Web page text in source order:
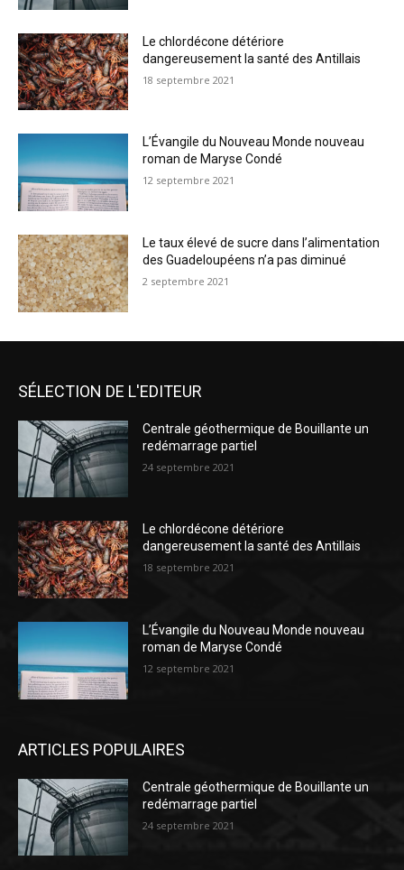
Le chlordécone détériore
dangereusement la santé des Antillais
18 septembre 2021
L’Évangile du Nouveau Monde nouveau
roman de Maryse Condé
12 septembre 2021
Le taux élevé de sucre dans l’alimentation
des Guadeloupéens n’a pas diminué
2 septembre 2021
SÉLECTION DE L'EDITEUR
Centrale géothermique de Bouillante un
redémarrage partiel
24 septembre 2021
Le chlordécone détériore
dangereusement la santé des Antillais
18 septembre 2021
L’Évangile du Nouveau Monde nouveau
roman de Maryse Condé
12 septembre 2021
ARTICLES POPULAIRES
Centrale géothermique de Bouillante un
redémarrage partiel
24 septembre 2021